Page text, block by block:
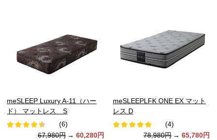
meSLEEP Luxury A-11（ハー
ド） マットレス S
(6)
67,980円 → 60,280円
meSLEEPLFK ONE EX マット
レス D
(4)
78,980円 → 65,780円